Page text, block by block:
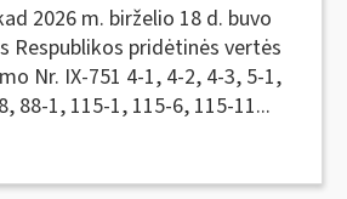
2026 m. birželio 18 d. buvo
Respublikos pridėtinės vertės
Nr. IX-751 4-1, 4-2, 4-3, 5-1,
88-1, 115-1, 115-6, 115-11...